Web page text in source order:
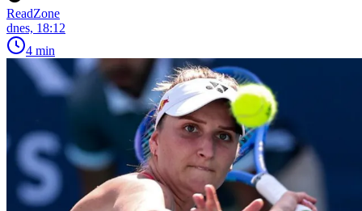
ReadZone
dnes, 18:12
4 min